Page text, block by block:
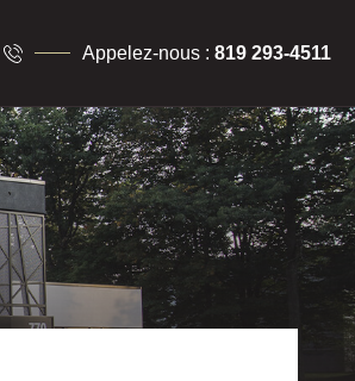
Appelez-nous : 819 293-4511